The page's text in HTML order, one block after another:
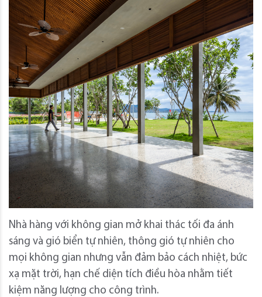
Nhà hàng với không gian mở khai thác tối đa ánh
sáng và gió biển tự nhiên, thông gió tự nhiên cho
mọi không gian nhưng vẫn đảm bảo cách nhiệt, bức
xạ mặt trời, hạn chế diện tích điều hòa nhằm tiết
kiệm năng lượng cho công trình.